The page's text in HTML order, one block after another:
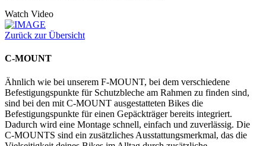
Watch Video
Zurück zur Übersicht
C-MOUNT
Ähnlich wie bei unserem F-MOUNT, bei dem verschiedene
Befestigungspunkte für Schutzbleche am Rahmen zu finden sind,
sind bei den mit C-MOUNT ausgestatteten Bikes die
Befestigungspunkte für einen Gepäckträger bereits integriert.
Dadurch wird eine Montage schnell, einfach und zuverlässig. Die
C-MOUNTS sind ein zusätzliches Ausstattungsmerkmal, das die